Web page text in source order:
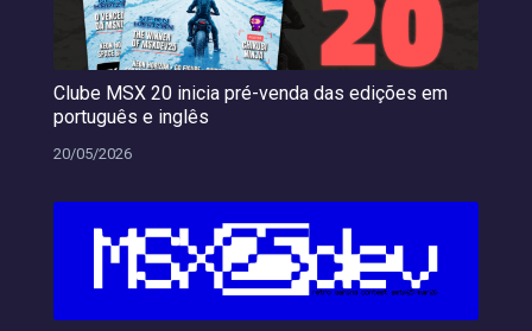
Clube MSX 20 inicia pré-venda das edições em
português e inglês
20/05/2026